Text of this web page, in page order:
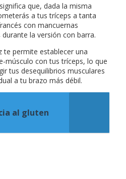
que, dada la misma
a tus tríceps a tanta
con mancuernas
la versión con barra.
te permite establecer una
músculo con tus tríceps, lo que
tus desequilibrios musculares
a tu brazo más débil.
al gluten